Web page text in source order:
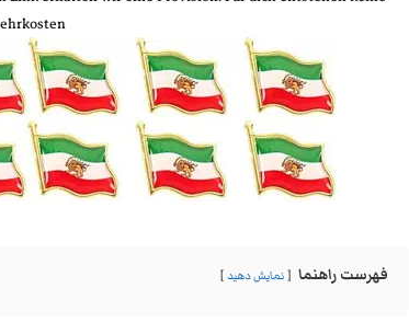
فهرست راهنما نمایش دهید